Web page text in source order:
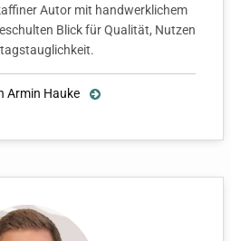
Autor mit handwerklichem
Blick für Qualität, Nutzen
Armin Hauke